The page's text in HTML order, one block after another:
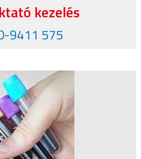
kezelés
9411 575